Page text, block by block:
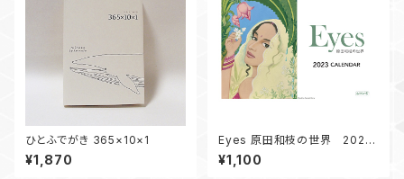
ひとふでがき 365×10×1
¥1,870
Eyes 原田和枝の世界 2023
年カレンダー
¥1,100